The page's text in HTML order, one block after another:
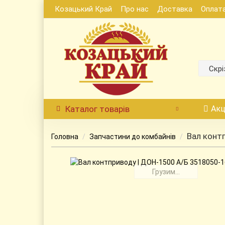
Козацький Край Про нас Доставка
Каталог товарів
Головна Запчастини до комбайнів Вал
Грузим...